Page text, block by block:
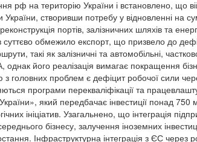
рф на територію України і встановлено, що
України, створивши потребу у відновленні
портів, залізничних шляхів та
суттєво обмежило експорт, що призвело до
такі як залізничні та автомобільні,
його реалізація вимагає покращення
головних проблем є дефіцит робочої сили
програми перекваліфікації та
який передбачає інвестиції понад
ініціатив. Узагальнено, що інтеграція
бізнесу, залучення іноземних
Інфраструктурна інтеграція з ЄС через